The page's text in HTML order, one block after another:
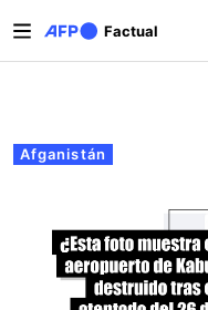
Factual
Solapas
Afganistán